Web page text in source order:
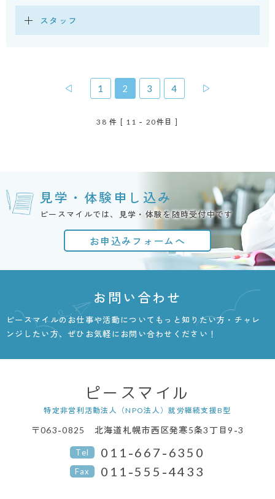
スタッフ
1 2 3 4
38 件 [ 11 - 20件目 ]
見学・体験申し込み
ピースマイルでは、見学・体験を随時受付中です
お申込みフォームへ
お問い合わせ
ピースマイルのお仕事や活動についてもっと知りたい方・チャレ
ンジしたい方、 ぜひお気軽にお問い合わせください！
ピースマイル
特定非営利活動法人（NPO法人）就労継続支援B型
〒063-0825 北海道札幌市西区発寒5条3丁目9-3
Tel 011-667-6350
Fax 011-555-4433